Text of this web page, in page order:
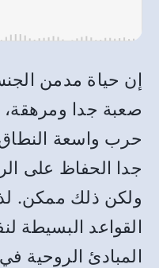
إن حياة مدمن
صعبة جدا
حرب واسعة
جدا الحفاظ على
ولكن ذلك ممكن.
القواعد البسيطة
المبادئ الروحية في